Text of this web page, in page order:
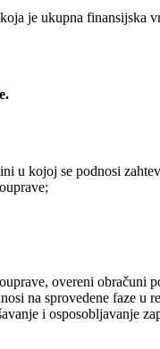
je ukupna finansijska
u kojoj se podnosi
overeni obračuni
na sprovedene faze u
i osposobljavanje